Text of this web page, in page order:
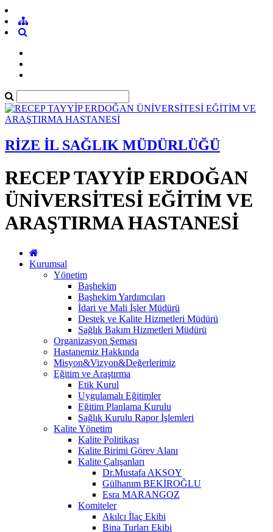
RİZE İL SAĞLIK MÜDÜRLÜĞÜ
RECEP TAYYİP ERDOĞAN
ÜNİVERSİTESİ EĞİTİM VE
ARAŞTIRMA HASTANESİ
Kurumsal
Yönetim
Başhekim
Başhekim Yardımcıları
İdari ve Mali İşler Müdürü
Destek ve Kalite Hizmetleri Müdürü
Sağlık Bakım Hizmetleri Müdürü
Organizasyon Şeması
Hastanemiz Hakkında
Misyon&Vizyon&Değerlerimiz
Eğitim ve Araştırma
Etik Kurul
Uygulamalı Eğitimler
Eğitim Planlama Kurulu
Sağlık Kurulu Rapor İşlemleri
Kalite Yönetim
Kalite Politikası
Kalite Birimi Görev Alanı
Kalite Çalışanları
Dr.Mustafa AKSOY
Gülhanım BEKİROĞLU
Esra MARANGOZ
Komiteler
Akılcı İlaç Ekibi
Bina Turları Ekibi